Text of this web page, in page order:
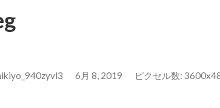
6月 8, 2019 ピクセル数: